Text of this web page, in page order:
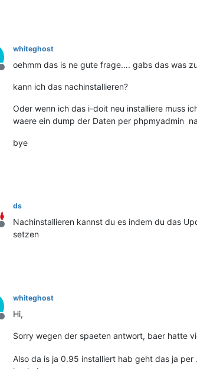
Offline
whiteghost
oehmm das is ne gute frage…. gabs das was
kann ich das nachinstallieren?
Oder wenn ich das i-doit neu installiere muss
waere ein dump der Daten per phpmyadmin
bye
Offline
ds
Nachinstallieren kannst du es indem du das
setzen
Offline
whiteghost
Hi,
Sorry wegen der spaeten antwort, baer hatte
Also da is ja 0.95 installiert hab geht das ja